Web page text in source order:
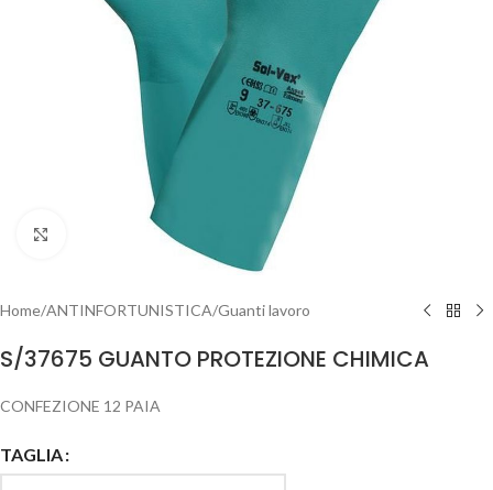
Clicca per ingrandire
Home/ANTINFORTUNISTICA/Guanti lavoro
S/37675 GUANTO PROTEZIONE CHIMICA
CONFEZIONE 12 PAIA
TAGLIA